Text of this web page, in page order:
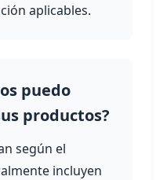
aplicables.
puedo
productos?
según el
incluyen